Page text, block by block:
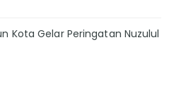
Kota Gelar Peringatan Nuzulul